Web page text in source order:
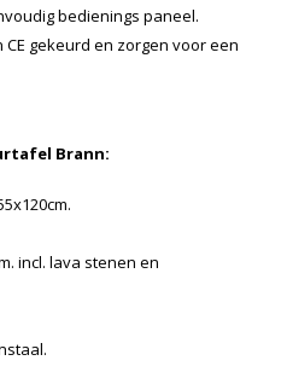
bedienings paneel.
gekeurd en zorgen voor een
Brann:
incl. lava stenen en